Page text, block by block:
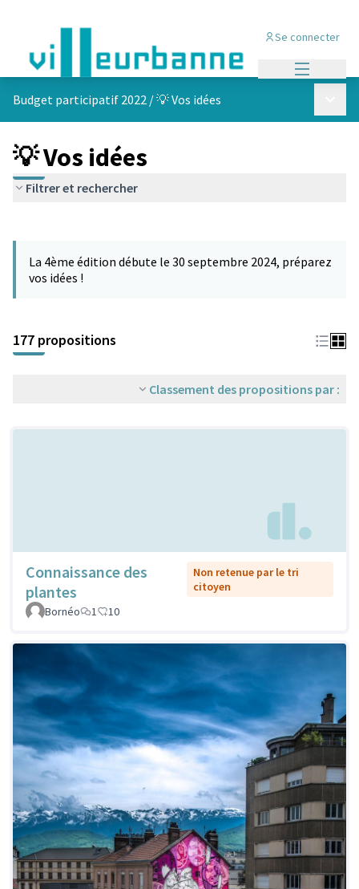
Se connecter
Budget participatif 2022 /💡 Vos idées
💡 Vos idées
Filtrer et rechercher
−
La 4ème édition débute le 30 septembre 2024, préparez
vos idées !
177 propositions
Classement des propositions par :
Connaissance des
plantes
Non retenue par le tri
citoyen
Bornéo
1 10